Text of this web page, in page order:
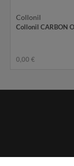
Collonil
Collonil CARBON
0,00 €